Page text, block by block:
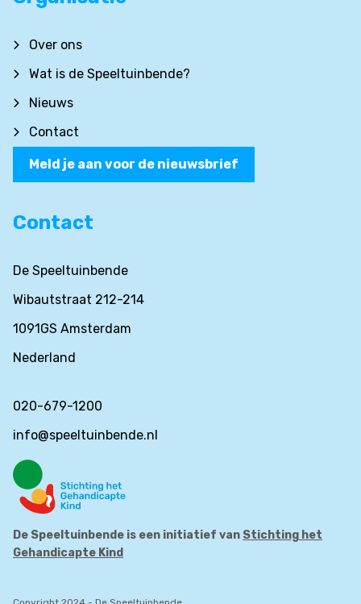
Over ons
Wat is de Speeltuinbende?
Nieuws
Contact
Meld je aan voor de nieuwsbrief
Contact
De Speeltuinbende
Wibautstraat 212-214
1091GS Amsterdam
Nederland
020-679-1200
info@speeltuinbende.nl
De Speeltuinbende is een initiatief van Stichting het
Gehandicapte Kind